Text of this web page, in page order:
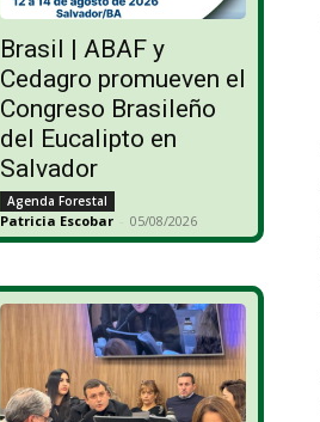
Brasil | ABAF y
Cedagro promueven el
Congreso Brasileño
del Eucalipto en
Salvador
Agenda Forestal
Patricia Escobar - 05/08/2026